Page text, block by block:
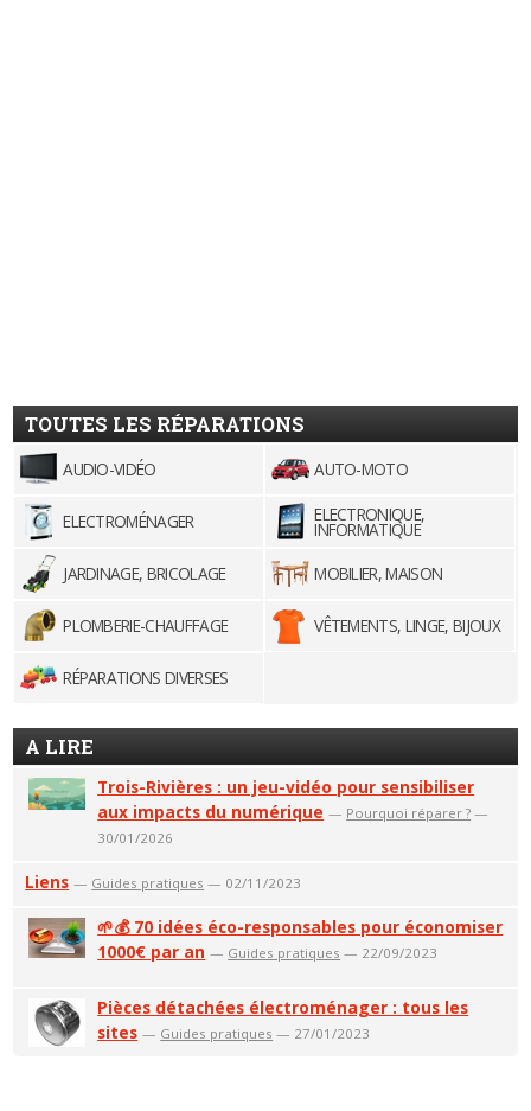
TOUTES LES RÉPARATIONS
AUDIO-VIDÉO AUTO-MOTO
ELECTROMÉNAGER ELECTRONIQUE,
INFORMATIQUE
JARDINAGE, BRICOLAGE
MOBILIER, MAISON
PLOMBERIE-CHAUFFAGE VÊTEMENTS, LINGE, BIJOUX
RÉPARATIONS DIVERSES
A LIRE
Trois-Rivières : un jeu-vidéo pour sensibiliser
aux impacts du numérique — Pourquoi réparer ? —
30/01/2026
Liens — Guides pratiques — 02/11/2023
🌱💰 70 idées éco-responsables pour économiser
1000€ par an — Guides pratiques — 22/09/2023
Pièces détachées électroménager : tous les
sites — Guides pratiques — 27/01/2023